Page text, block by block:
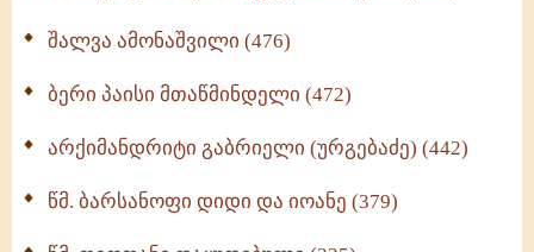
შალვა ამონაშვილი (476)
ბერი პაისი მთაწმინდელი (472)
არქიმანდრიტი გაბრიელი (ურგებაძე) (442)
წმ. ბარსანოფი დიდი და იოანე (379)